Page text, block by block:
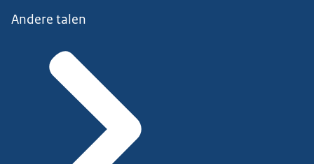
Andere talen